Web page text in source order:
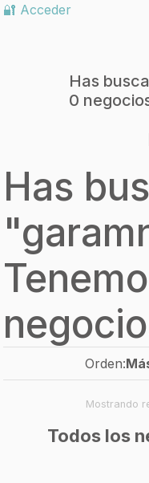
🔐 Acceder
Has
0
Has
"
Orden:
Mostrando
Todos los